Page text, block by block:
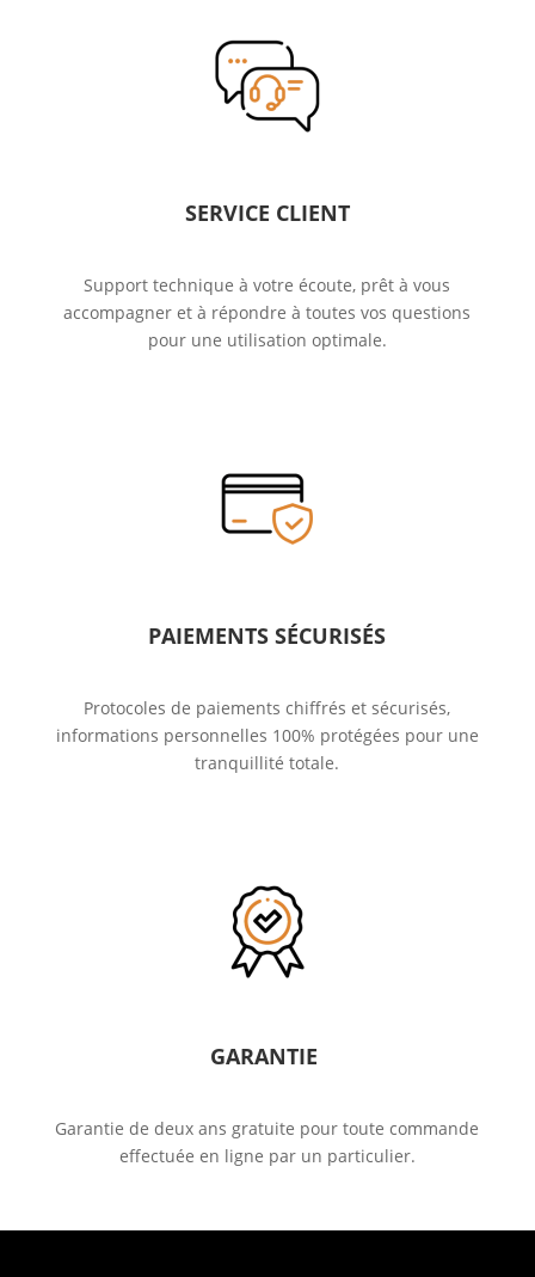
SERVICE CLIENT
Support technique à votre écoute, prêt à vous
accompagner et à répondre à toutes vos questions
pour une utilisation optimale.
PAIEMENTS SÉCURISÉS
Protocoles de paiements chiffrés et sécurisés,
informations personnelles 100% protégées pour une
tranquillité totale.
GARANTIE
Garantie de deux ans gratuite pour toute commande
effectuée en ligne par un particulier.